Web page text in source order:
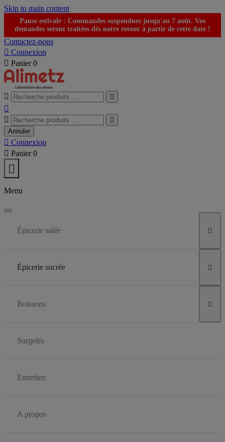
Skip to main content
Pause estivale : Commandes suspendues jusqu'au 7 août. Vos
demandes seront traitées dès notre retour à partir de cette date !
Contactez-nous
 Connexion
 Panier 0
 



Annuler
 Connexion
 Panier 0

Menu
Épicerie salée 
Épicerie sucrée 
Boissons 
Surgelés
Entretien
A propos